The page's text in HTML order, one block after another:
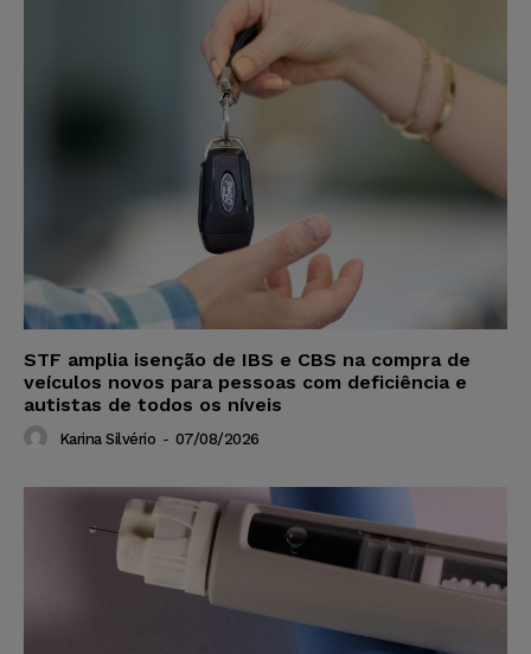
STF amplia isenção de IBS e CBS na compra de
veículos novos para pessoas com deficiência e
autistas de todos os níveis
Karina Silvério - 07/08/2026